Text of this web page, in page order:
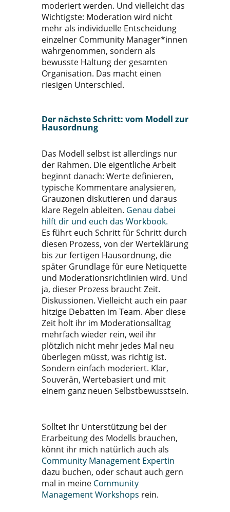
moderiert werden. Und vielleicht das
Wichtigste: Moderation wird nicht
mehr als individuelle Entscheidung
einzelner Community Manager*innen
wahrgenommen, sondern als
bewusste Haltung der gesamten
Organisation. Das macht einen
riesigen Unterschied.
Der nächste Schritt: vom Modell zur
Hausordnung
Das Modell selbst ist allerdings nur
der Rahmen. Die eigentliche Arbeit
beginnt danach: Werte definieren,
typische Kommentare analysieren,
Grauzonen diskutieren und daraus
klare Regeln ableiten. Genau dabei
hilft dir und euch das Workbook.
Es führt euch Schritt für Schritt durch
diesen Prozess, von der Werteklärung
bis zur fertigen Hausordnung, die
später Grundlage für eure Netiquette
und Moderationsrichtlinien wird. Und
ja, dieser Prozess braucht Zeit.
Diskussionen. Vielleicht auch ein paar
hitzige Debatten im Team. Aber diese
Zeit holt ihr im Moderationsalltag
mehrfach wieder rein, weil ihr
plötzlich nicht mehr jedes Mal neu
überlegen müsst, was richtig ist.
Sondern einfach moderiert. Klar,
Souverän, Wertebasiert und mit
einem ganz neuen Selbstbewusstsein.
Solltet Ihr Unterstützung bei der
Erarbeitung des Modells brauchen,
könnt ihr mich natürlich auch als
Community Management Expertin
dazu buchen, oder schaut auch gern
mal in meine Community
Management Workshops rein.